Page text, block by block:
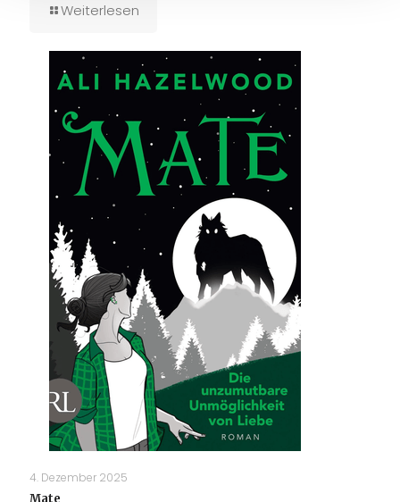
Weiterlesen
4. Dezember 2025
Mate